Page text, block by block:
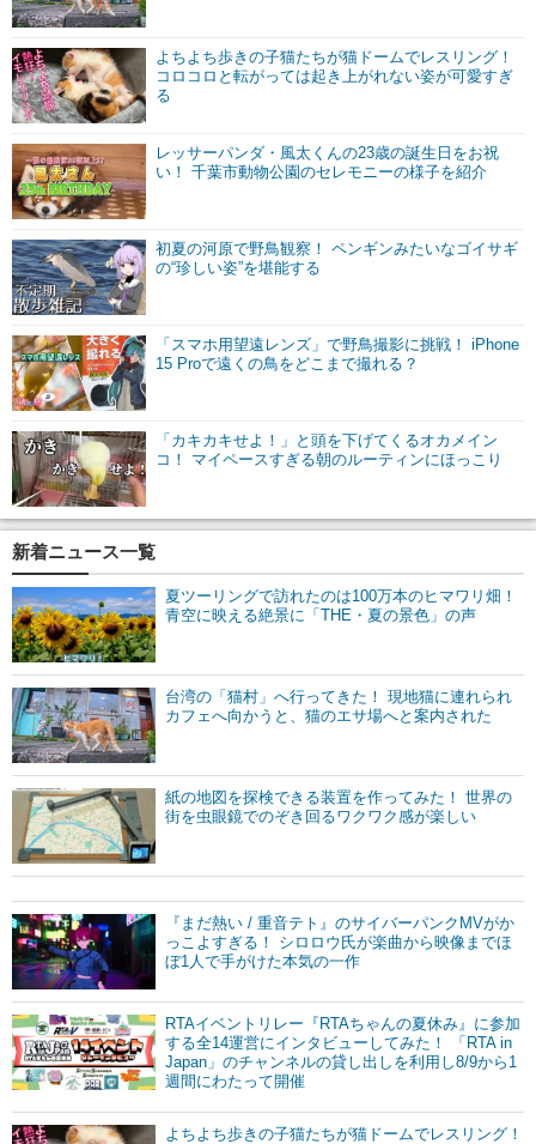
よちよち歩きの子猫たちが猫ドームでレスリング！
コロコロと転がっては起き上がれない姿が可愛すぎ
る
レッサーパンダ・風太くんの23歳の誕生日をお祝
い！ 千葉市動物公園のセレモニーの様子を紹介
初夏の河原で野鳥観察！ ペンギンみたいなゴイサギ
の“珍しい姿”を堪能する
「スマホ用望遠レンズ」で野鳥撮影に挑戦！ iPhone
15 Proで遠くの鳥をどこまで撮れる？
「カキカキせよ！」と頭を下げてくるオカメイン
コ！ マイペースすぎる朝のルーティンにほっこり
新着ニュース一覧
夏ツーリングで訪れたのは100万本のヒマワリ畑！
青空に映える絶景に「THE・夏の景色」の声
台湾の「猫村」へ行ってきた！ 現地猫に連れられ
カフェへ向かうと、猫のエサ場へと案内された
紙の地図を探検できる装置を作ってみた！ 世界の
街を虫眼鏡でのぞき回るワクワク感が楽しい
『まだ熱い / 重音テト』のサイバーパンクMVがか
っこよすぎる！ シロロウ氏が楽曲から映像までほ
ぼ1人で手がけた本気の一作
RTAイベントリレー『RTAちゃんの夏休み』に参加
する全14運営にインタビューしてみた！ 「RTA in
Japan」のチャンネルの貸し出しを利用し8/9から1
週間にわたって開催
よちよち歩きの子猫たちが猫ドームでレスリング！